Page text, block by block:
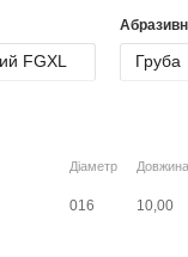
Діаметр Довжина
016 10,00